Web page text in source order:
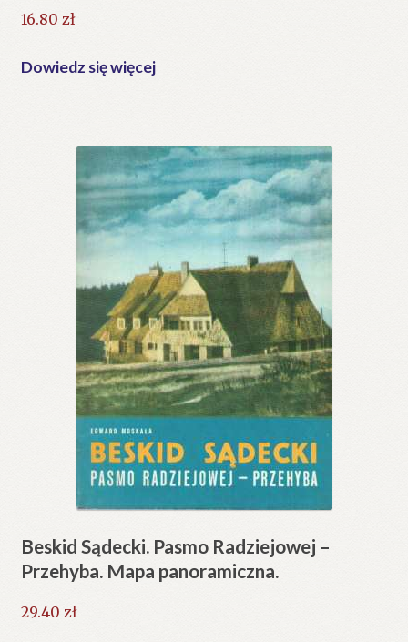
16.80 zł
Dowiedz się więcej
Beskid Sądecki. Pasmo Radziejowej –
Przehyba. Mapa panoramiczna.
29.40 zł